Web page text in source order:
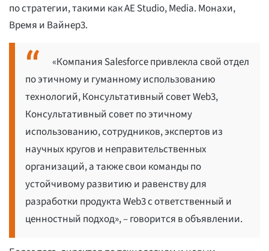
по стратегии, такими как AE Studio, Media. Монахи,
Время и Вайнер3.
«Компания Salesforce привлекла свой отдел
по этичному и гуманному использованию
технологий, Консультативный совет Web3,
Консультативный совет по этичному
использованию, сотрудников, экспертов из
научных кругов и неправительственных
организаций, а также свои команды по
устойчивому развитию и равенству для
разработки продукта Web3 с ответственный и
ценностный подход», – говорится в объявлении.